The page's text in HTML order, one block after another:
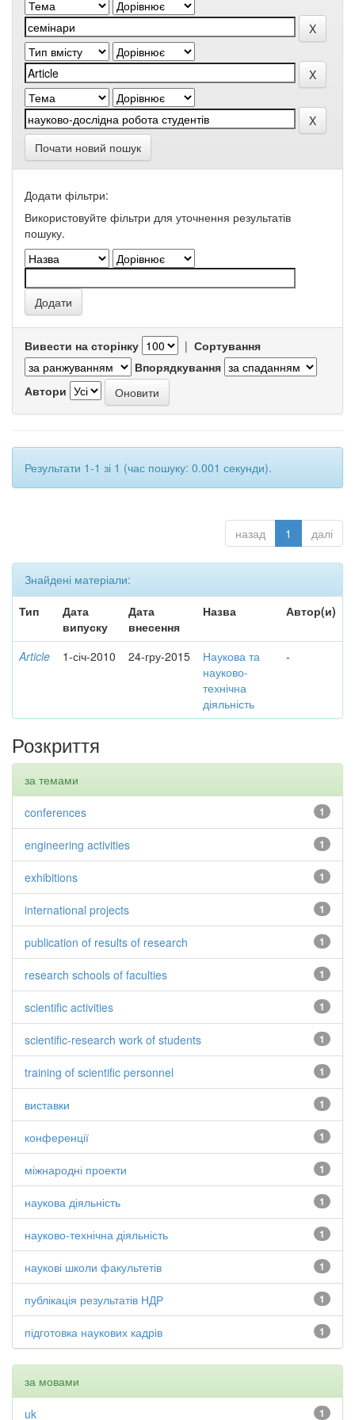
Почати новий пошук
Додати фільтри:
Використовуйте фільтри для уточнення результатів
пошуку.
Вивести на сторінку | Сортування
Впорядкування
Автори
Результати 1-1 зі 1 (час пошуку: 0.001 секунди).
назад 1 далі
Знайдені матеріали:
Тип
Дата
випуску
Дата
внесення
Назва Автор(и)
Article 1-січ-2010 24-гру-2015
Наукова та
науково-
технічна
діяльність
-
Розкриття
за темами
1
conferences
1
engineering activities
1
exhibitions
1
international projects
1
publication of results of research
1
research schools of faculties
1
scientific activities
1
scientific-research work of students
1
training of scientific personnel
1
виставки
1
конференції
1
міжнародні проекти
1
наукова діяльність
1
науково-технічна діяльність
1
наукові школи факультетів
1
публікація результатів НДР
1
підготовка наукових кадрів
за мовами
1
uk